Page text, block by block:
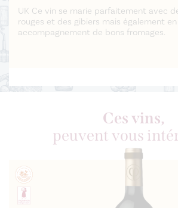
UK Ce vin se marie parfaitement avec
rouges et des gibiers mais également en
accompagnement de bons fromages.
Ces vins,
peuvent vous